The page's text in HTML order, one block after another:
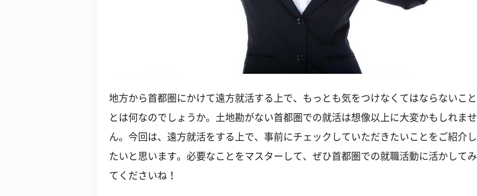
地方から首都圏にかけて遠方就活する上で、もっとも気をつけなくてはならないこと
とは何なのでしょうか。土地勘がない首都圏での就活は想像以上に大変かもしれませ
ん。今回は、遠方就活をする上で、事前にチェックしていただきたいことをご紹介し
たいと思います。必要なことをマスターして、ぜひ首都圏での就職活動に活かしてみ
てくださいね！